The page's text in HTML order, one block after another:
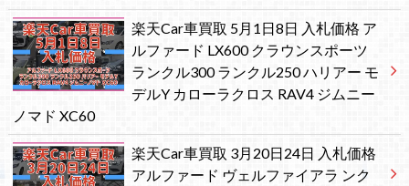
楽天Car車買取 5月1日8日 入札価格 ア
ルファード LX600 クラウンスポーツ
ランクル300 ランクル250 ハリアー モ
デルY カローラクロス RAV4 ジムニー
ノマド XC60
楽天Car車買取 3月20日24日 入札価格
アルファード ヴェルファイアラ ンク